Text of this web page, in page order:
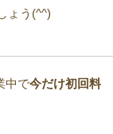
ょう(^^)
中で今だけ初回料